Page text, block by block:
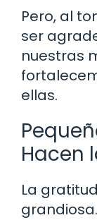
Pero, al
ser
nuestras
ellas.
Hacen
La
grandiosa.